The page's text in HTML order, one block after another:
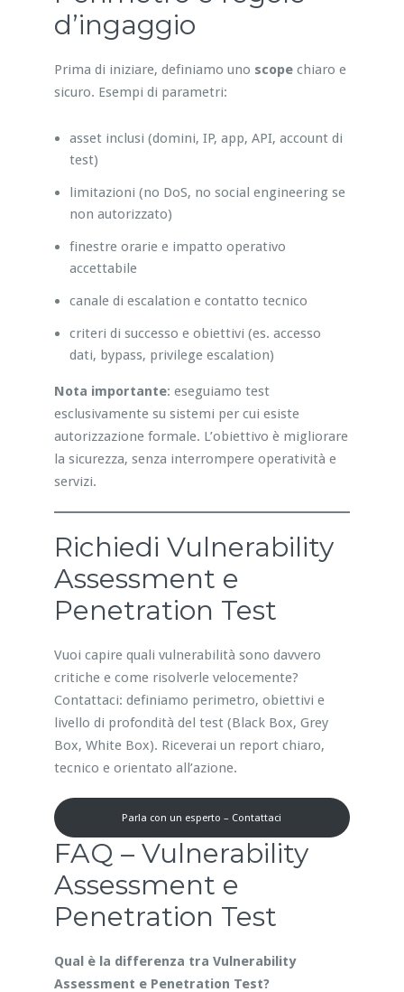
d’ingaggio
Prima di iniziare, definiamo uno scopechiaro e
sicuro. Esempi di parametri:
asset inclusi (domini, IP, app, API, account di
test)
limitazioni (no DoS, no social engineering se
non autorizzato)
finestre orarie e impatto operativo
accettabile
canale di escalation e contatto tecnico
criteri di successo e obiettivi (es. accesso
dati, bypass, privilege escalation)
Nota importante: eseguiamo test
esclusivamente su sistemi per cui esiste
autorizzazione formale. L’obiettivo è migliorare
la sicurezza, senza interrompere operatività e
servizi.
Richiedi Vulnerability
Assessment e
Penetration Test
Vuoi capire quali vulnerabilità sono davvero
critiche e come risolverle velocemente?
Contattaci: definiamo perimetro, obiettivi e
livello di profondità del test (Black Box, Grey
Box, White Box). Riceverai un report chiaro,
tecnico e orientato all’azione.
Parla con un esperto – Contattaci
FAQ – Vulnerability
Assessment e
Penetration Test
Qual è la differenza tra Vulnerability
Assessment e Penetration Test?